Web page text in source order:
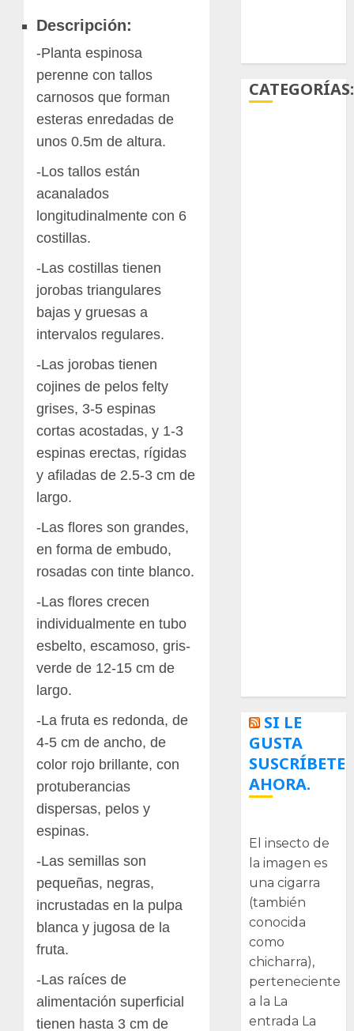
Descripción:
-Planta espinosa
perenne con tallos
carnosos que forman
esteras enredadas de
unos 0.5m de altura.
-Los tallos están
acanalados
longitudinalmente con 6
costillas.
-Las costillas tienen
jorobas triangulares
bajas y gruesas a
intervalos regulares.
-Las jorobas tienen
cojines de pelos felty
grises, 3-5 espinas
cortas acostadas, y 1-3
espinas erectas, rígidas
y afiladas de 2.5-3 cm de
largo.
-Las flores son grandes,
en forma de embudo,
rosadas con tinte blanco.
-Las flores crecen
individualmente en tubo
esbelto, escamoso, gris-
verde de 12-15 cm de
largo.
-La fruta es redonda, de
4-5 cm de ancho, de
color rojo brillante, con
protuberancias
dispersas, pelos y
espinas.
-Las semillas son
pequeñas, negras,
incrustadas en la pulpa
blanca y jugosa de la
fruta.
-Las raíces de
alimentación superficial
tienen hasta 3 cm de
CATEGORÍAS:
SI LE
GUSTA
SUSCRÍBETE
AHORA.
El insecto de
la imagen es
una cigarra
(también
conocida
como
chicharra),
perteneciente
a la La
entrada La